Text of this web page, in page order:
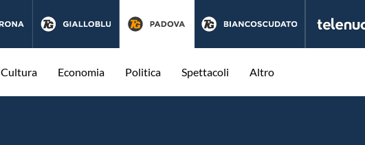
Cultura Economia Politica Spettacoli Altro